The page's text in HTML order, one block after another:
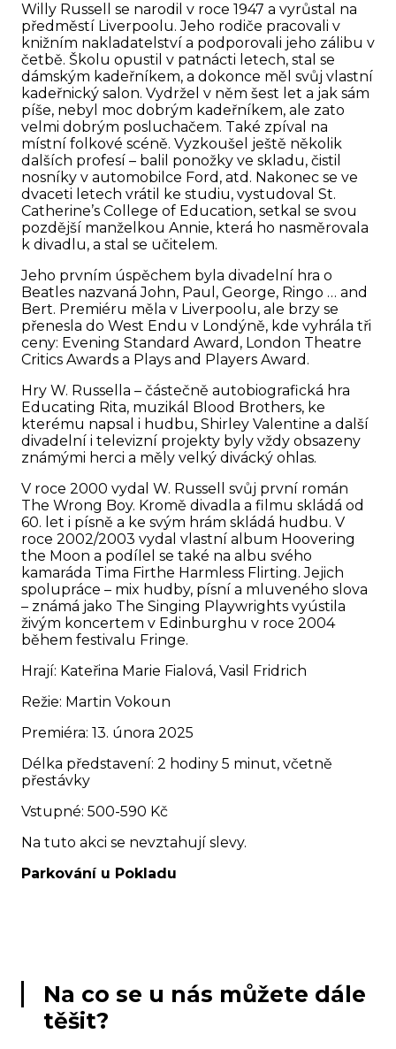
Willy Russell se narodil v roce 1947 a vyrůstal na
předměstí Liverpoolu. Jeho rodiče pracovali v
knižním nakladatelství a podporovali jeho zálibu v
četbě. Školu opustil v patnácti letech, stal se
dámským kadeřníkem, a dokonce měl svůj vlastní
kadeřnický salon. Vydržel v něm šest let a jak sám
píše, nebyl moc dobrým kadeřníkem, ale zato
velmi dobrým posluchačem. Také zpíval na
místní folkové scéně. Vyzkoušel ještě několik
dalších profesí – balil ponožky ve skladu, čistil
nosníky v automobilce Ford, atd. Nakonec se ve
dvaceti letech vrátil ke studiu, vystudoval St.
Catherine’s College of Education, setkal se svou
pozdější manželkou Annie, která ho nasměrovala
k divadlu, a stal se učitelem.
Jeho prvním úspěchem byla divadelní hra o
Beatles nazvaná John, Paul, George, Ringo … and
Bert. Premiéru měla v Liverpoolu, ale brzy se
přenesla do West Endu v Londýně, kde vyhrála tři
ceny: Evening Standard Award, London Theatre
Critics Awards a Plays and Players Award.
Hry W. Russella – částečně autobiografická hra
Educating Rita, muzikál Blood Brothers, ke
kterému napsal i hudbu, Shirley Valentine a další
divadelní i televizní projekty byly vždy obsazeny
známými herci a měly velký divácký ohlas.
V roce 2000 vydal W. Russell svůj první román
The Wrong Boy. Kromě divadla a filmu skládá od
60. let i písně a ke svým hrám skládá hudbu. V
roce 2002/2003 vydal vlastní album Hoovering
the Moon a podílel se také na albu svého
kamaráda Tima Firthe Harmless Flirting. Jejich
spolupráce – mix hudby, písní a mluveného slova
– známá jako The Singing Playwrights vyústila
živým koncertem v Edinburghu v roce 2004
během festivalu Fringe.
Hrají: Kateřina Marie Fialová, Vasil Fridrich
Režie: Martin Vokoun
Premiéra: 13. února 2025
Délka představení: 2 hodiny 5 minut, včetně
přestávky
Vstupné: 500-590 Kč
Na tuto akci se nevztahují slevy.
Parkování u Pokladu
Na co se u nás můžete dále
těšit?